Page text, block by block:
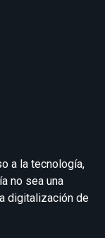
a la tecnología,
no sea una
digitalización de